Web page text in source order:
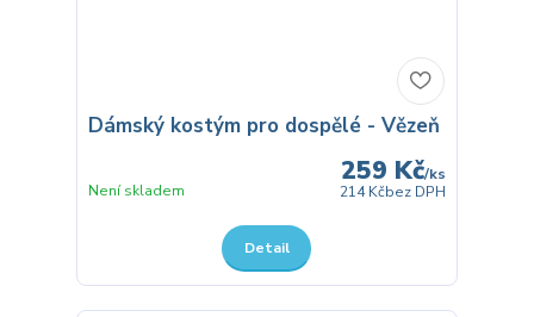
Dámský kostým pro dospělé - Vězeň
259 Kč/ks
214 Kčbez DPH
Není skladem
Detail